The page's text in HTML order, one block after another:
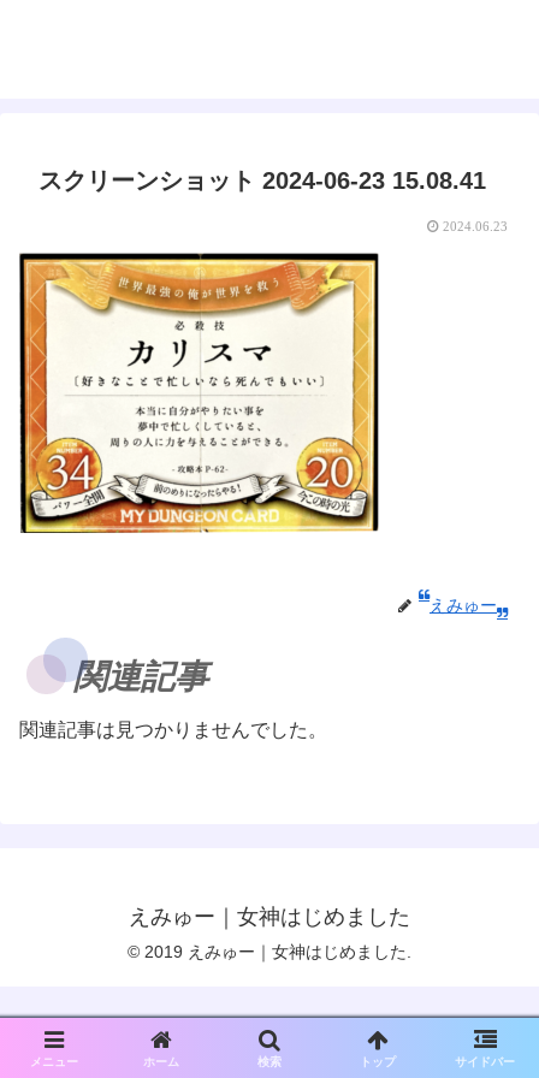
スクリーンショット 2024-06-23 15.08.41
2024.06.23
えみゅー
関連記事
関連記事は見つかりませんでした。
えみゅー｜女神はじめました
© 2019 えみゅー｜女神はじめました.
メニュー ホーム 検索 トップ サイドバー